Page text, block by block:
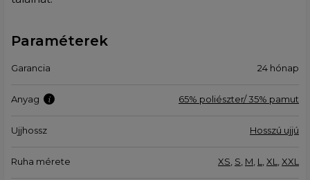
Paraméterek
Garancia 24 hónap
Anyag 65% poliészter/ 35% pamut
Ujjhossz Hosszú ujjú
Ruha mérete XS S M L XL XXL